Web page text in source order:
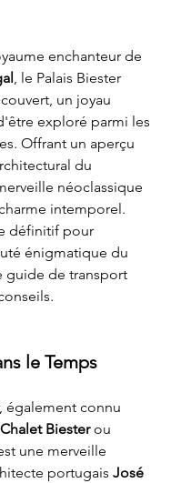
enchanteur de
, le Palais Biester
un joyau
exploré parmi les
Offrant un aperçu
du
néoclassique
intemporel.
définitif pour
énigmatique du
guide de transport
le Temps
également connu
Chalet Biester ou
une merveille
portugais José